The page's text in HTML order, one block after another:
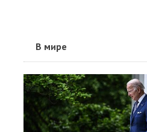
В мире